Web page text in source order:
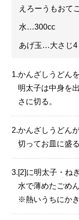
えろーうもおて
水…300cc
あげ玉…大さじ4
1.かんざしうどん
明太子は中身を
さに切る。
2.かんざしうどん
切ってお皿に盛る
3.[2]に明太子・ね
水で薄めたごめ
※熱いうちにか